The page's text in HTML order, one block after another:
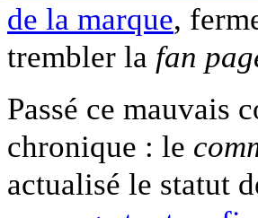
de la marque,
trembler la fan
Passé ce mauvais
chronique : le
actualisé le statut